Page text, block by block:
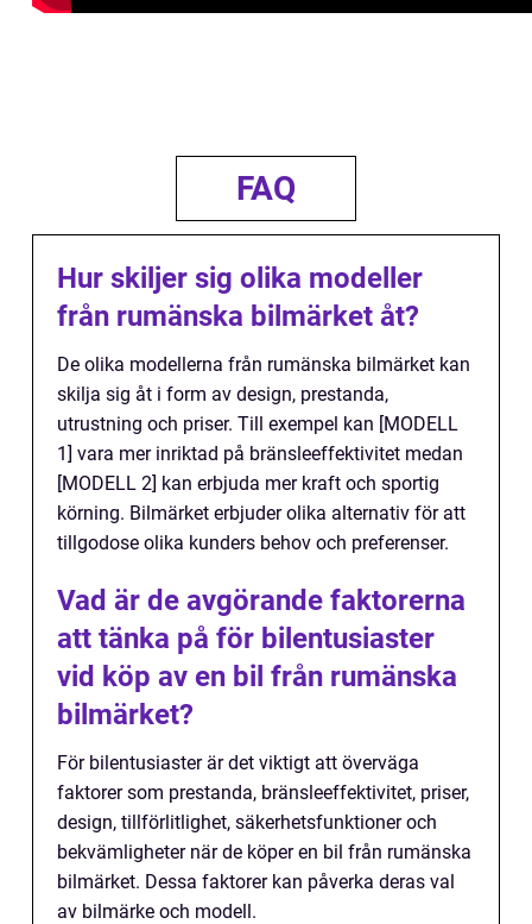
FAQ
Hur skiljer sig olika modeller
från rumänska bilmärket åt?
De olika modellerna från rumänska bilmärket kan
skilja sig åt i form av design, prestanda,
utrustning och priser. Till exempel kan [MODELL
1] vara mer inriktad på bränsleeffektivitet medan
[MODELL 2] kan erbjuda mer kraft och sportig
körning. Bilmärket erbjuder olika alternativ för att
tillgodose olika kunders behov och preferenser.
Vad är de avgörande faktorerna
att tänka på för bilentusiaster
vid köp av en bil från rumänska
bilmärket?
För bilentusiaster är det viktigt att överväga
faktorer som prestanda, bränsleeffektivitet, priser,
design, tillförlitlighet, säkerhetsfunktioner och
bekvämligheter när de köper en bil från rumänska
bilmärket. Dessa faktorer kan påverka deras val
av bilmärke och modell.